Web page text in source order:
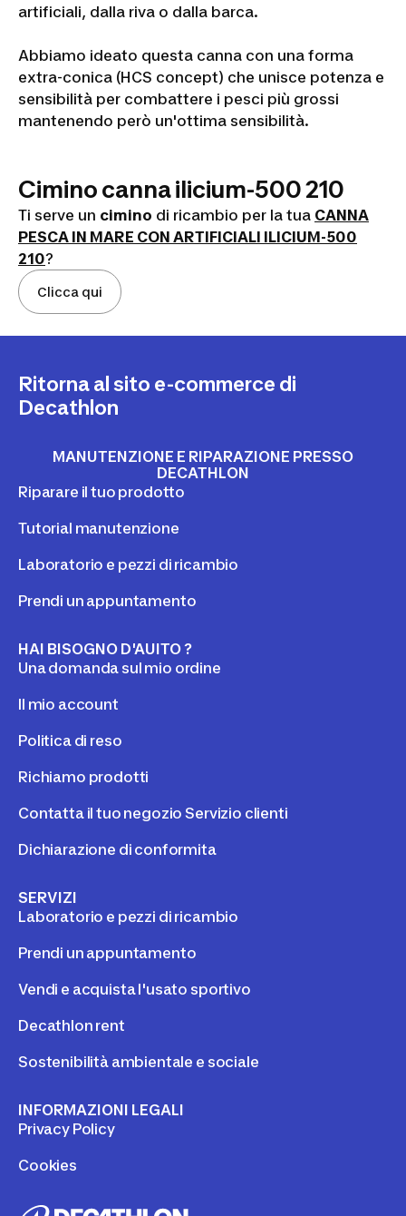
artificiali, dalla riva o dalla barca.
Abbiamo ideato questa canna con una forma
extra-conica (HCS concept) che unisce potenza e
sensibilità per combattere i pesci più grossi
mantenendo però un'ottima sensibilità.
Cimino canna ilicium-500 210
Ti serve un cimino di ricambio per la tua CANNA
PESCA IN MARE CON ARTIFICIALI ILICIUM-500
210?
Clicca qui
Ritorna al sito e-commerce di
Decathlon
MANUTENZIONE E RIPARAZIONE PRESSO
DECATHLON
Riparare il tuo prodotto
Tutorial manutenzione
Laboratorio e pezzi di ricambio
Prendi un appuntamento
HAI BISOGNO D'AUITO ?
Una domanda sul mio ordine
Il mio account
Politica di reso
Richiamo prodotti
Contatta il tuo negozio Servizio clienti
Dichiarazione di conformita
SERVIZI
Laboratorio e pezzi di ricambio
Prendi un appuntamento
Vendi e acquista l'usato sportivo
Decathlon rent
Sostenibilità ambientale e sociale
INFORMAZIONI LEGALI
Privacy Policy
Cookies